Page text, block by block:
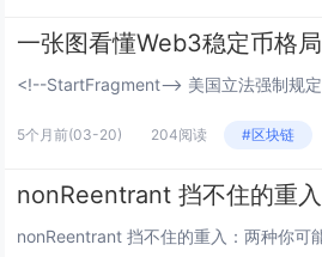
一张图看懂Web3稳定币格局
5个月前(03-20) 204阅读 #区块链